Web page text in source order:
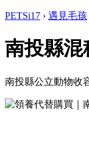
PETSi17 › 遇見毛孩
南投縣混
南投縣公立動物收